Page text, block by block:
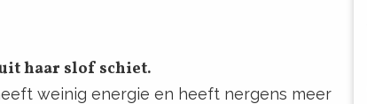
haar slof schiet.
weinig energie en heeft nergens meer